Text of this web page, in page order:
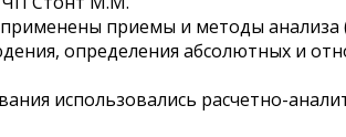
приемы и методы
определения абсолютных и
использовались расчетно-